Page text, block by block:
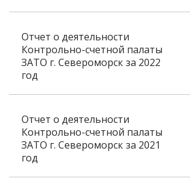
Отчет о деятельности
Контрольно-счетной палаты
ЗАТО г. Североморск за 2022
год
Отчет о деятельности
Контрольно-счетной палаты
ЗАТО г. Североморск за 2021
год